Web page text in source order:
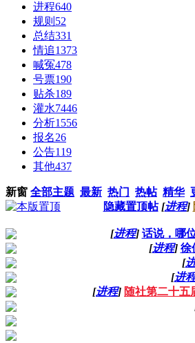
进程640
规则 52
总结331
情追1373
喊冤478
号票190
贴杀189
灌水7446
分析1556
报名26
公告119
其他437
新窗 全部主题 最新 热门 热帖 精华
隐藏置顶帖 [进程]
[进程] 话说，哪
[进程] 徐
[
[进
[进程] 随社第二十五